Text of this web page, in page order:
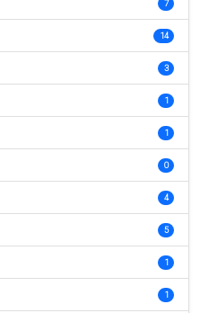
7
14
3
1
1
0
4
5
1
1